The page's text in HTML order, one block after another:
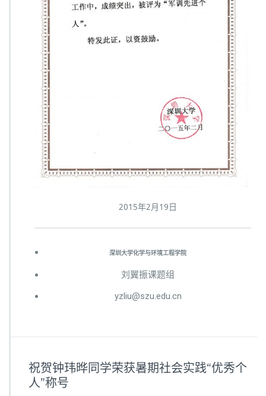
2015年2月19日
深圳大学化学与环境工程学院
刘翼振课题组
yzliu@szu.edu.cn
祝贺钟玮晔同学荣获暑期社会实践“优秀个
人”称号